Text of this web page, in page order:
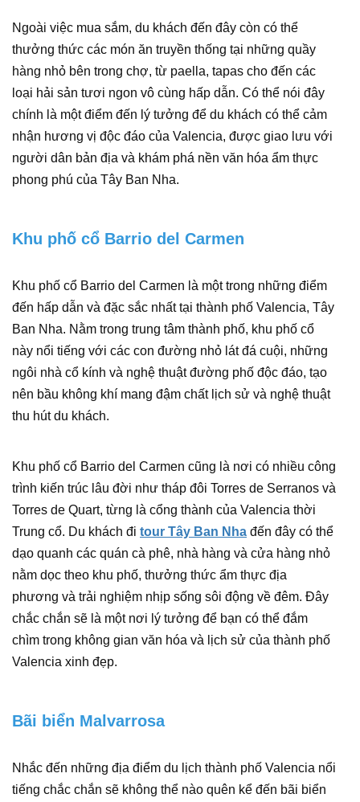
Ngoài việc mua sắm, du khách đến đây còn có thể
thưởng thức các món ăn truyền thống tại những quầy
hàng nhỏ bên trong chợ, từ paella, tapas cho đến các
loại hải sản tươi ngon vô cùng hấp dẫn. Có thể nói đây
chính là một điểm đến lý tưởng để du khách có thể cảm
nhận hương vị độc đáo của Valencia, được giao lưu với
người dân bản địa và khám phá nền văn hóa ẩm thực
phong phú của Tây Ban Nha.
Khu phố cổ Barrio del Carmen
Khu phố cổ Barrio del Carmen là một trong những điểm
đến hấp dẫn và đặc sắc nhất tại thành phố Valencia, Tây
Ban Nha. Nằm trong trung tâm thành phố, khu phố cổ
này nổi tiếng với các con đường nhỏ lát đá cuội, những
ngôi nhà cổ kính và nghệ thuật đường phố độc đáo, tạo
nên bầu không khí mang đậm chất lịch sử và nghệ thuật
thu hút du khách.
Khu phố cổ Barrio del Carmen cũng là nơi có nhiều công
trình kiến trúc lâu đời như tháp đôi Torres de Serranos và
Torres de Quart, từng là cổng thành của Valencia thời
Trung cổ. Du khách đi tour Tây Ban Nha đến đây có thể
dạo quanh các quán cà phê, nhà hàng và cửa hàng nhỏ
nằm dọc theo khu phố, thưởng thức ẩm thực địa
phương và trải nghiệm nhịp sống sôi động về đêm. Đây
chắc chắn sẽ là một nơi lý tưởng để bạn có thể đắm
chìm trong không gian văn hóa và lịch sử của thành phố
Valencia xinh đẹp.
Bãi biển Malvarrosa
Nhắc đến những địa điểm du lịch thành phố Valencia nổi
tiếng chắc chắn sẽ không thể nào quên kể đến bãi biển